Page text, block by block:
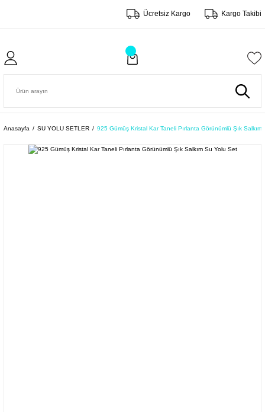
Ücretsiz Kargo Kargo Takibi
Anasayfa SU YOLU SETLER 925 Gümüş Kristal Kar Taneli Pırlanta Görünümlü Şık Salkım